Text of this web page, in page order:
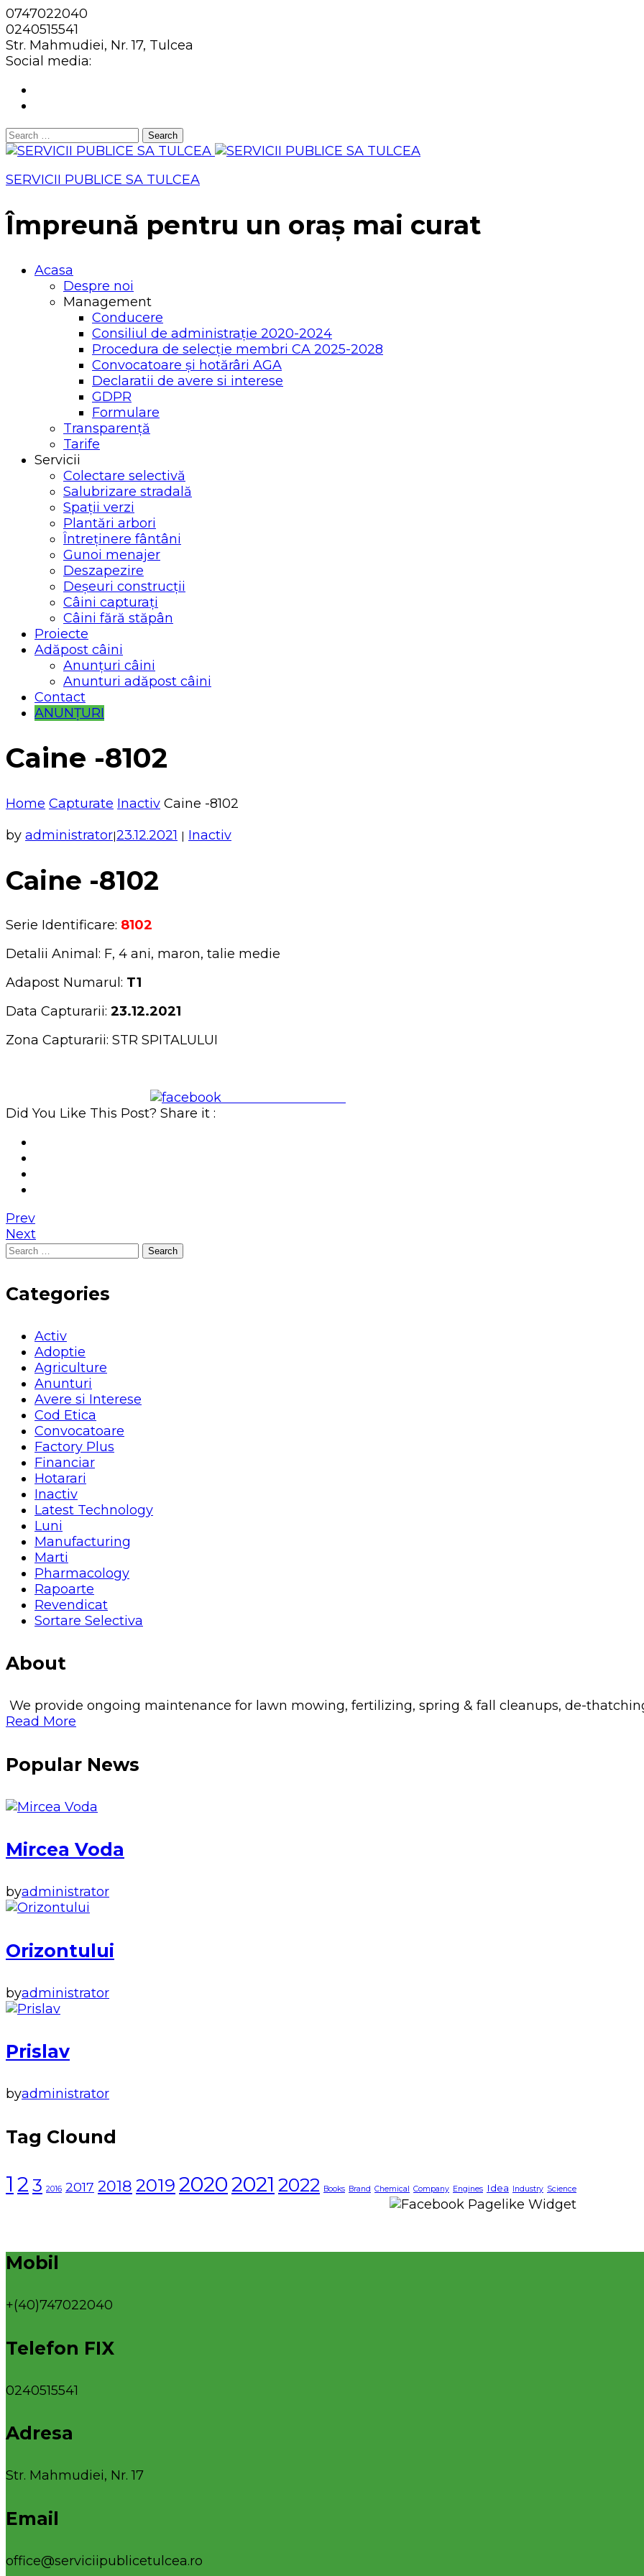
0747022040
0240515541
Str. Mahmudiei, Nr. 17, Tulcea
Social media:
Search
for:
SERVICII PUBLICE SA TULCEA
Împreună pentru un oraș mai curat
Acasa
Despre noi
Management
Conducere
Consiliul de administrație 2020-2024
Procedura de selecție membri CA 2025-2028
Convocatoare și hotărâri AGA
Declaratii de avere si interese
GDPR
Formulare
Transparență
Tarife
Servicii
Colectare selectivă
Salubrizare stradală
Spații verzi
Plantări arbori
Întreținere fântâni
Gunoi menajer
Deszapezire
Deșeuri construcții
Câini capturați
Câini fără stăpân
Proiecte
Adăpost câini
Anunțuri câini
Anunturi adăpost câini
Contact
ANUNȚURI
Caine -8102
Home Capturate Inactiv Caine -8102
by administrator|23.12.2021 | Inactiv
Caine -8102
Serie Identificare: 8102
Detalii Animal: F, 4 ani, maron, talie medie
Adapost Numarul: T1
Data Capturarii: 23.12.2021
Zona Capturarii: STR SPITALULUI
Did You Like This Post? Share it :
Prev
Next
Search
Categories
Activ
Adoptie
Agriculture
Anunturi
Avere si Interese
Cod Etica
Convocatoare
Factory Plus
Financiar
Hotarari
Inactiv
Latest Technology
Luni
Manufacturing
Marti
Pharmacology
Rapoarte
Revendicat
Sortare Selectiva
About
We provide ongoing maintenance for lawn mowing, fertilizing, spring & fall cleanups, de-
Read More
Popular News
Mircea Voda
byadministrator
Orizontului
byadministrator
Prislav
byadministrator
Tag Clound
1 2 3 2016 2017 2018 2019 20202021 2022 Books Brand Chemical Company Engines Idea Industry Science
Mobil
+(40)747022040
Telefon FIX
0240515541
Adresa
Str. Mahmudiei, Nr. 17
Email
office@serviciipublicetulcea.ro